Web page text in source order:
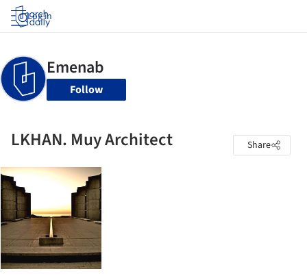
Log in
Follow
LKHAN. Muy Architect Share